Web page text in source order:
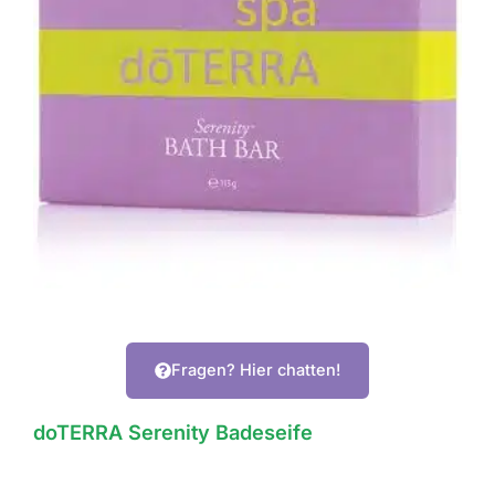
Fragen? Hier chatten!
doTERRA Serenity Badeseife